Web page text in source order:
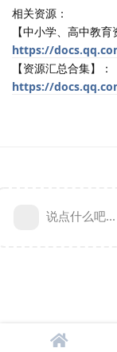
相关资源：
【中小学、高中教育
https://
【资源汇总合集】：
https://
说点什么吧...